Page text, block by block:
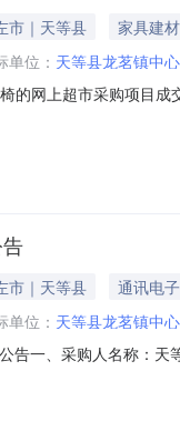
市｜天等县
家具建材
单位： 天等县龙茗镇中
的网上超市采购项目
序号采购计划文号信
市｜天等县
通讯电子
单位： 天等县龙茗镇中
告一、采购人名称：
服务